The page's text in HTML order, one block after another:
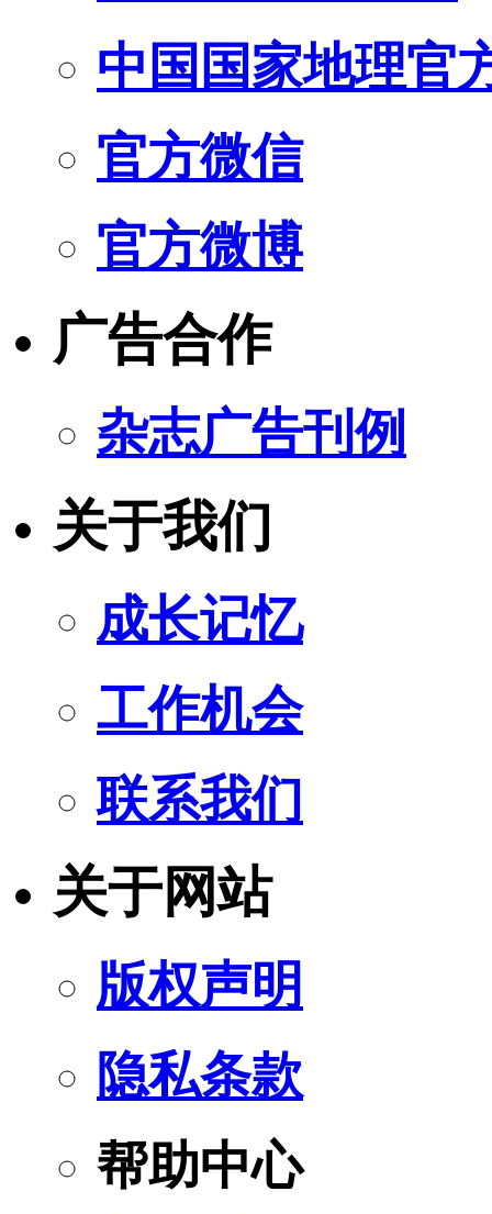
中国国家地理官
官方微信
官方微博
广告合作
杂志广告刊例
关于我们
成长记忆
工作机会
联系我们
关于网站
版权声明
隐私条款
帮助中心